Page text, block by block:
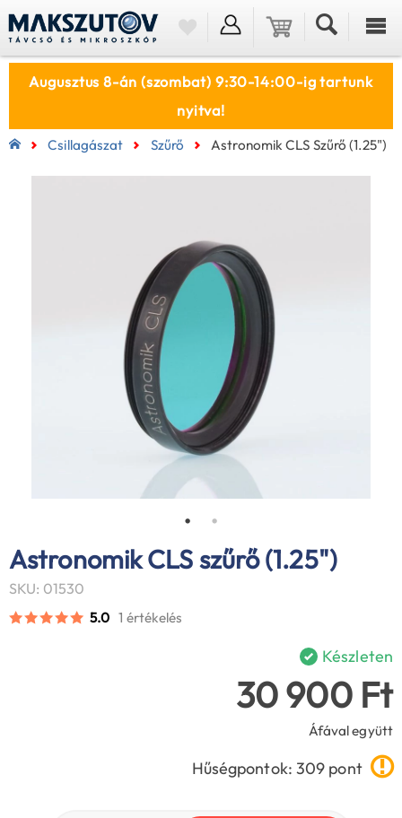
Augusztus 8-án (szombat) 9:30-14:00-ig tartunk
nyitva!
Csillagászat Szűrő Astronomik CLS Szűrő (1.25")
Astronomik CLS szűrő (1.25")
SKU: 01530
5.0 1 értékelés
Készleten
30 900 Ft
Áfával együtt
Hűségpontok: 309 pont